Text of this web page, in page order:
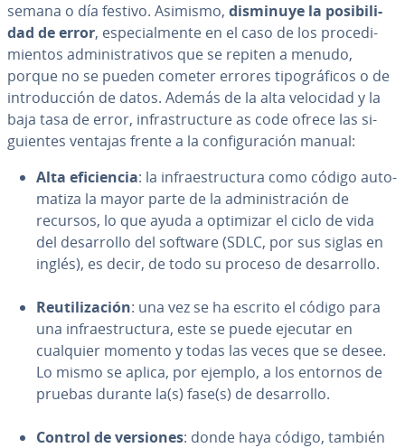
semana o día festivo. Asimismo, disminuye la po­si­bi­li­
dad de error, es­pe­cia­l­me­n­te en el caso de los pro­ce­di­
mie­n­tos ad­mi­ni­s­tra­ti­vos que se repiten a menudo,
porque no se pueden cometer errores ti­po­grá­fi­cos o de
in­tro­du­c­ción de datos. Además de la alta velocidad y la
baja tasa de error, in­fra­s­tru­c­tu­re as code ofrece las si­
guie­n­tes ventajas frente a la co­n­fi­gu­ra­ción manual:
Alta efi­cie­n­cia: la in­frae­s­tru­c­tu­ra como código au­to­
ma­ti­za la mayor parte de la ad­mi­ni­s­tra­ción de
recursos, lo que ayuda a optimizar el ciclo de vida
del de­sa­rro­llo del software (SDLC, por sus siglas en
inglés), es decir, de todo su proceso de de­sa­rro­llo.
Re­uti­li­za­ción: una vez se ha escrito el código para
una in­frae­s­tru­c­tu­ra, este se puede ejecutar en
cualquier momento y todas las veces que se desee.
Lo mismo se aplica, por ejemplo, a los entornos de
pruebas durante la(s) fase(s) de de­sa­rro­llo.
Control de versiones: donde haya código, también